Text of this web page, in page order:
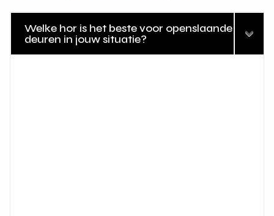
Welke hor is het beste voor openslaande
deuren in jouw situatie?